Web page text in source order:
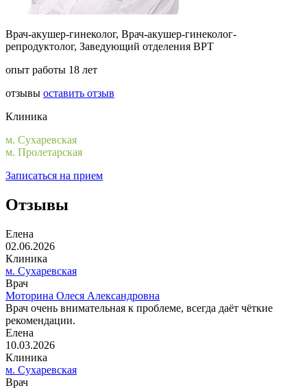
Врач-акушер-гинеколог, Врач-акушер-гинеколог-
репродуктолог, Заведующий отделения ВРТ
опыт работы 18 лет
отзывы оставить отзыв
Клиника
м. Сухаревская
м. Пролетарская
Записаться на прием
Отзывы
Елена
02.06.2026
Клиника
м. Сухаревская
Врач
Моторина Олеся Александровна
Врач очень внимательная к проблеме, всегда даёт чёткие
рекомендации.
Елена
10.03.2026
Клиника
м. Сухаревская
Врач